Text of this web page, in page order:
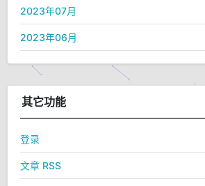
2023年07月
2023年06月
其它功能
登录
文章 RSS